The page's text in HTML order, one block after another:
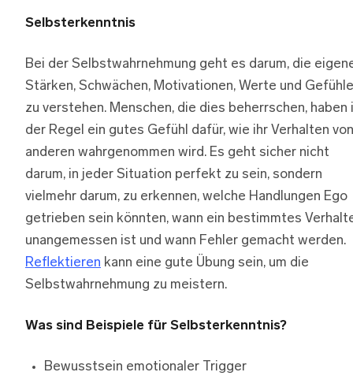
Selbsterkenntnis
Bei der Selbstwahrnehmung geht es darum, die
Stärken, Schwächen, Motivationen, Werte und Gefühle
zu verstehen. Menschen, die dies beherrschen, haben
der Regel ein gutes Gefühl dafür, wie ihr Verhalten von
anderen wahrgenommen wird. Es geht sicher nicht
darum, in jeder Situation perfekt zu sein, sondern
vielmehr darum, zu erkennen, welche Handlungen Ego
getrieben sein könnten, wann ein bestimmtes
unangemessen ist und wann Fehler gemacht werden.
Reflektieren kann eine gute Übung sein, um die
Selbstwahrnehmung zu meistern.
Was sind Beispiele für Selbsterkenntnis?
Bewusstsein emotionaler Trigger